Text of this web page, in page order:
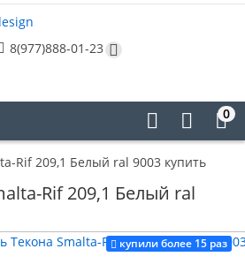
8(977)888-01-23
0
Rif 209,1 Белый ral 9003 купить
Rif 209,1 Белый ral
купили более 15 раз